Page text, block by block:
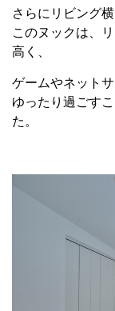
さらにリビング横
このヌックは、
高く、
ゲームやネット
ゆったり過ごす
た。